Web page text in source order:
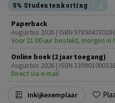
5% Studentenkorting
Paperback
Augustus 2026 | ISBN
Voor 21:00 uur besteld, morgen in
Online boek (2 jaar toegang)
Augustus 2026 | ISBN
Direct via e-mail
Inkijkexemplaar